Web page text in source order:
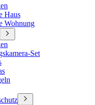
Haus
Wohnung
Set